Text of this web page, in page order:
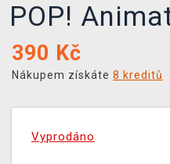
POP!
390 Kč
Nákupem získáte 8 kreditů
Vyprodáno